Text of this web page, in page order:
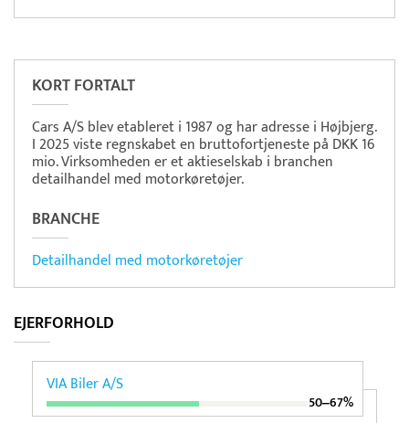
KORT FORTALT
Cars A/S blev etableret i 1987 og har adresse i Højbjerg.
I 2025 viste regnskabet en bruttofortjeneste på DKK 16
mio. Virksomheden er et aktieselskab i branchen
detailhandel med motorkøretøjer.
BRANCHE
Detailhandel med motorkøretøjer
EJERFORHOLD
VIA Biler A/S
50‒67%